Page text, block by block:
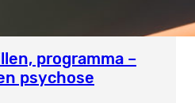
programma –
psychose